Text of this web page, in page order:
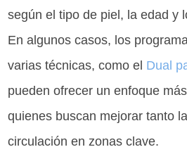
según el tipo de piel, la edad y
En algunos casos, los
varias técnicas, como el Dual
pueden ofrecer un enfoque
quienes buscan mejorar tanto
circulación en zonas clave.